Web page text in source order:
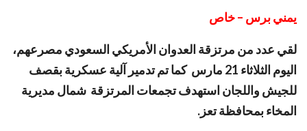
يمني برس – خاص
لقي عدد من مرتزقة العدوان الأمريكي السعودي مصرعهم،
اليوم الثلاثاء 21 مارس كما تم تدمير آلية عسكرية بقصف
للجيش واللجان استهدف تجمعات المرتزقة شمال مديرية
المخاء بمحافظة تعز.